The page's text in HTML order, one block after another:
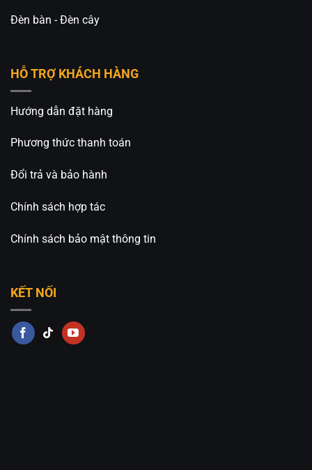
Đèn bàn - Đèn cây
HỖ TRỢ KHÁCH HÀNG
Hướng dẫn đặt hàng
Phương thức thanh toán
Đổi trả và bảo hành
Chính sách hợp tác
Chính sách bảo mật thông tin
KẾT NỐI